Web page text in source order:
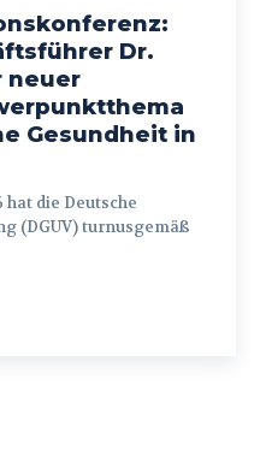
Dr.
neuer
Gesundheit in
(DGUV) turnusgemäß